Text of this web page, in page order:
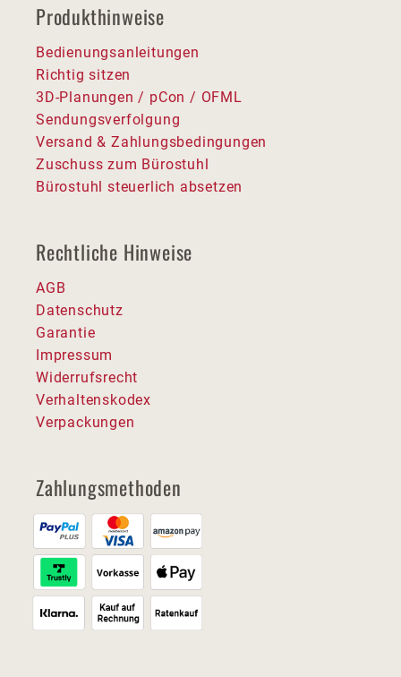
Produkthinweise
Bedienungsanleitungen
Richtig sitzen
3D-Planungen / pCon / OFML
Sendungsverfolgung
Versand & Zahlungsbedingungen
Zuschuss zum Bürostuhl
Bürostuhl steuerlich absetzen
Rechtliche Hinweise
AGB
Datenschutz
Garantie
Impressum
Widerrufsrecht
Verhaltenskodex
Verpackungen
Zahlungsmethoden